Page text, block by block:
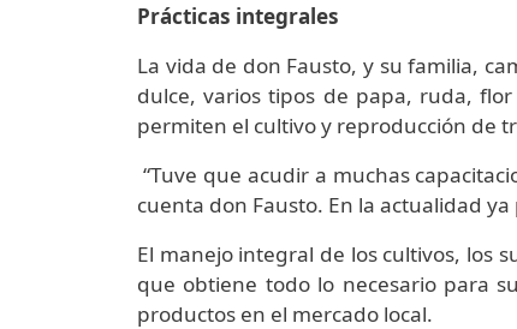
Prácticas integrales
La vida de don Fausto, y su familia,
dulce, varios tipos de papa, ruda,
permiten el cultivo y reproducción de
“Tuve que acudir a muchas
cuenta don Fausto. En la actualidad
El manejo integral de los cultivos, los
que obtiene todo lo necesario para
productos en el mercado local.